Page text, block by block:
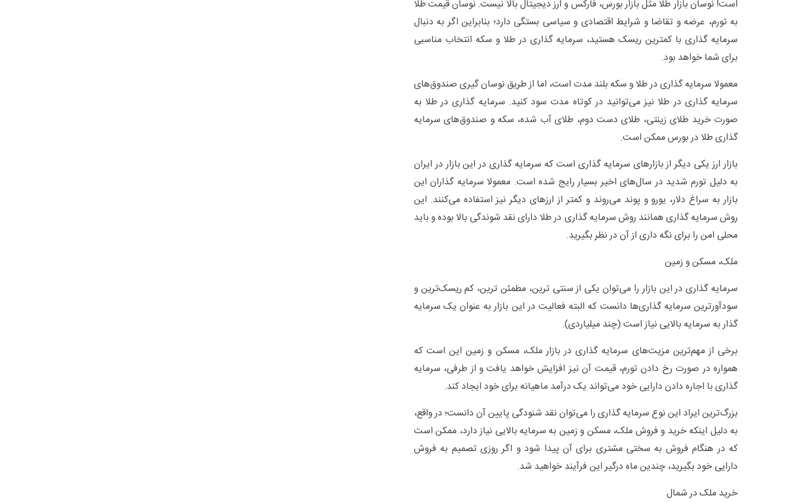
است! نوسان بازار طلا مثل بازار بورس، فارکس و ارز دیجیتال بالا نیست. نوسان قیمت طلا
به تورم، عرضه و تقاضا و شرایط اقتصادی و سیاسی بستگی دارد؛ بنابراین اگر به دنبال
سرمایه گذاری با کمترین ریسک هستید، سرمایه گذاری در طلا و سکه انتخاب مناسبی
برای شما خواهد بود.
معمولا سرمایه گذاری در طلا و سکه بلند مدت است، اما از طریق نوسان گیری صندوق‌های
سرمایه گذاری در طلا نیز می‌توانید در کوتاه مدت سود کنید. سرمایه گذاری در طلا به
صورت خرید طلای زینتی، طلای دست دوم، طلای آب شده، سکه و صندوق‌های سرمایه
گذاری طلا در بورس ممکن است.
بازار ارز یکی دیگر از بازار‌های سرمایه گذاری است که سرمایه گذاری در این بازار در ایران
به دلیل تورم شدید در سال‌های اخیر بسیار رایج شده است. معمولا سرمایه گذاران این
بازار به سراغ دلار، یورو و پوند می‌روند و کمتر از ارز‌های دیگر نیز استفاده می‌کنند. این
روش سرمایه گذاری همانند روش سرمایه گذاری در طلا دارای نقد شوندگی بالا بوده و باید
محلی امن را برای نگه داری از آن در نظر بگیرید.
ملک، مسکن و زمین
سرمایه گذاری در این بازار را می‌توان یکی از سنتی ترین، مطمئن ترین، کم ریسک‌ترین و
سودآور‌ترین سرمایه گذاری‌ها دانست که البته فعالیت در این بازار به عنوان یک سرمایه
گذار به سرمایه بالایی نیاز است (چند میلیاردی).
برخی از مهم‌ترین مزیت‌های سرمایه گذاری در بازار ملک، مسکن و زمین این است که
همواره در صورت رخ دادن تورم، قیمت آن نیز افزایش خواهد یافت و از طرفی، سرمایه
گذاری با اجاره دادن دارایی خود می‌تواند یک درآمد ماهیانه برای خود ایجاد کند.
بزرگ‌ترین ایراد این نوع سرمایه گذاری را می‌توان نقد شنودگی پایین آن دانست؛ در واقع،
به دلیل اینکه خرید و فروش ملک، مسکن و زمین به سرمایه بالایی نیاز دارد، ممکن است
که در هنگام فروش به سختی مشتری برای آن پیدا شود و اگر روزی تصمیم به فروش
دارایی خود بگیرید، چندین ماه درگیر این فرآیند خواهید شد.
خرید ملک در شمال